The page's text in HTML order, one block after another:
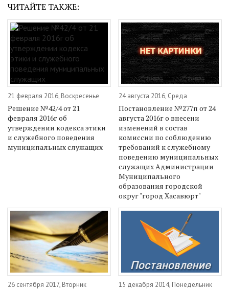
ЧИТАЙТЕ ТАКЖЕ:
21 февраля 2016, Воскресенье
Решение №42/4 от 21
февраля 2016г об
утверждении кодекса этики
и служебного поведения
муниципальных служащих
24 августа 2016, Среда
Постановление №277п от 24
августа 2016г о внесени
изменений в состав
комиссии по соблюдению
требований к служебному
поведению муниципальных
служащих Администрации
Муниципального
образования городской
округ "город Хасавюрт"
26 сентября 2017, Вторник 15 декабря 2014, Понедельник